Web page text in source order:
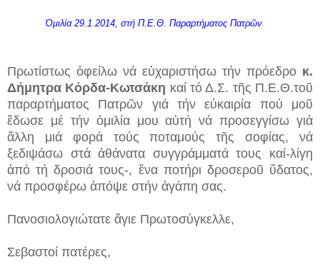
Ὁμιλία 29.1.2014, στή Π.Ε.Θ. Παραρτήματος Πατρῶν
Πρωτίστως ὀφείλω νά εὐχαριστήσω τήν πρό­εδρο κ.
Δήμητρα Κόρδα-Κωτσάκη καί τό Δ.Σ. τῆς Π.Ε.Θ.τοῦ
παραρ­τήματος Πατρῶν γιά τήν εὐκαιρία πού μοῦ
ἔδωσε μέ τήν ὁμιλία μου αὐτή νά προσεγγίσω γιά
ἄλλη μιά φορά τούς ποταμούς τῆς σοφίας, νά
ξεδιψάσω στά ἀθάνατα συγγράμ­ματά τους καί-λίγη
ἀπό τή δροσιά τους-, ἕνα ποτήρι δροσεροῦ ὕδατος,
νά προ­σφέρω ἀπόψε στήν ἀγάπη σας.
Πανοσιολογιώτατε ἅγιε Πρωτοσύγκελλε,
Σεβαστοί πατέρες,